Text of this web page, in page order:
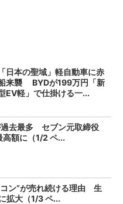
「日本の聖域」軽自動車に赤
来襲 BYDが199万円「新
EV軽」で仕掛ける一...
過去最多 セブン元取締役
額に（1/2 ペ...
ン”が売れ続ける理由 生
拡大（1/3 ペ...